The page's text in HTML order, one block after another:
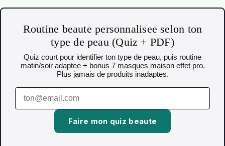
Routine beaute personnalisee selon ton
type de peau (Quiz + PDF)
Quiz court pour identifier ton type de peau, puis routine
matin/soir adaptee + bonus 7 masques maison effet pro.
Plus jamais de produits inadaptes.
Faire mon quiz beaute